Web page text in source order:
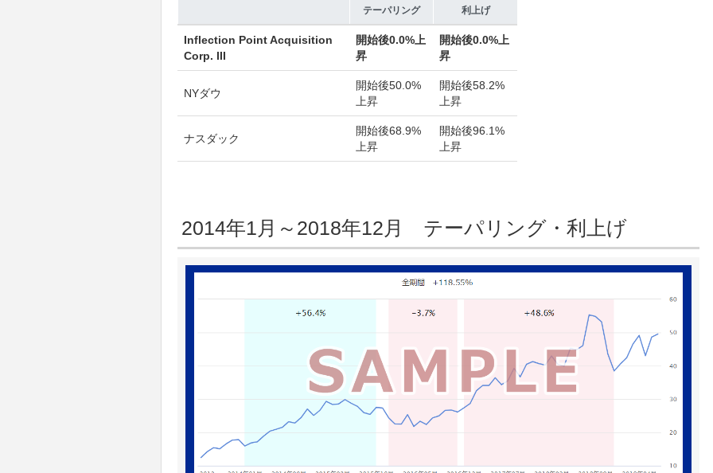
テーパリング 利上げ
Inflection Point Acquisition
Corp. III
開始後0.0%上
昇
開始後0.0%上
昇
NYダウ
開始後50.0%
上昇
開始後58.2%
上昇
ナスダック
開始後68.9%
上昇
開始後96.1%
上昇
2014年1月～2018年12月 テーパリング・利上げ